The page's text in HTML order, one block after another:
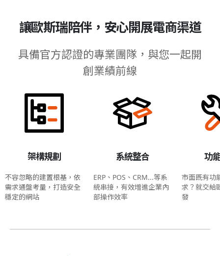
讓歐斯瑞陪伴，安心開展電商渠道
具備官方認證的專業團隊，與您一起開
創業績前線
架構規劃
不容忽略的建置根基，依
需求通盤考量，打造安全
穩定的網站
系統整合
ERP、POS、CRM...等系
統串接，有效增進企業內
部操作效率
功
市面既有功
求？就交給
發